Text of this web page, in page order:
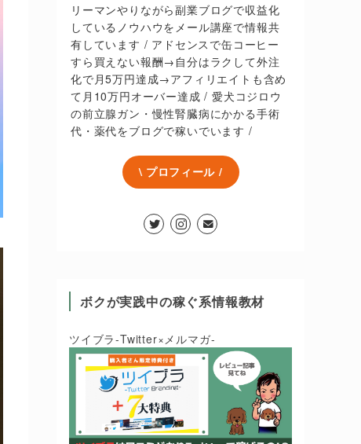
リーマンやりながら副業ブログで収益化
しているノウハウをメール講座で情報共
有しています / アドセンスで缶コーヒー
すら買えない報酬→自分はラクして外注
化で月5万円達成→アフィリエイトも含め
て月10万円オーバー達成 / 愛犬コジロウ
の前立腺ガン・慢性腎臓病にかかる手術
代・薬代をブログで稼いでいます /
\ プロフィール /
ボクが実践中の稼ぐ系情報教材
ツイブラ-Twitter×メルマガ-